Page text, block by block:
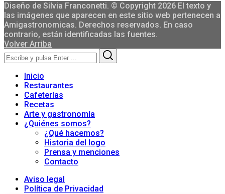
Diseño de Silvia Franconetti. © Copyright 2026 El texto y
las imágenes que aparecen en este sitio web pertenecen a
Amigastronomicas. Derechos reservados. En caso
contrario, están identificadas las fuentes.
Volver Arriba
Search
for:
Inicio
Restaurantes
Cafeterías
Recetas
Arte y gastronomía
¿Quiénes somos?
¿Qué hacemos?
Historia del logo
Prensa y menciones
Contacto
Aviso legal
Política de Privacidad